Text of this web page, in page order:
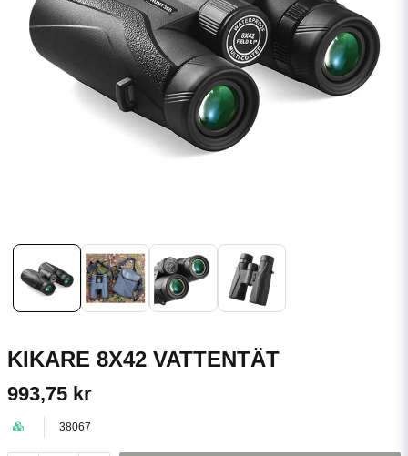
KIKARE 8X42 VATTENTÄT
993,75 kr
38067